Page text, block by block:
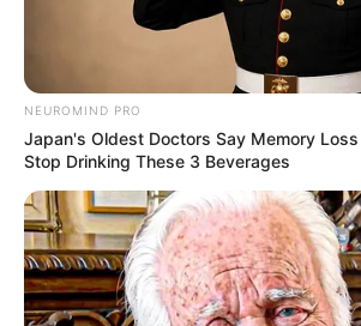
NEUROMIND PRO
Japan's Oldest Doctors Say Memory
Stop Drinking These 3 Beverages